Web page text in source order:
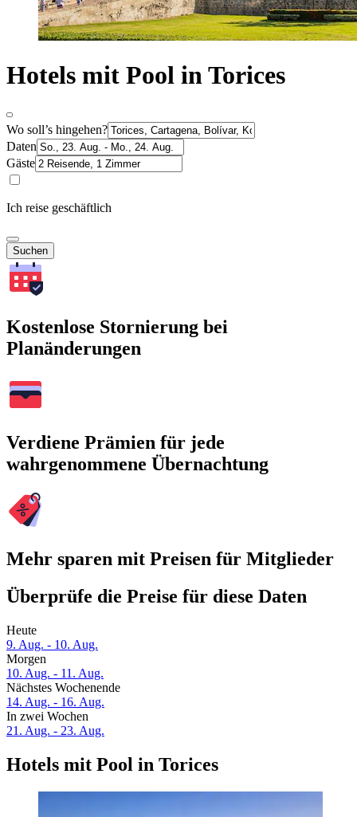
Hotels mit Pool in Torices
Wo soll’s hingehen?
Daten
Gäste
Ich reise geschäftlich
Suchen
Kostenlose Stornierung bei
Planänderungen
Verdiene Prämien für jede
wahrgenommene Übernachtung
Mehr sparen mit Preisen für Mitglieder
Überprüfe die Preise für diese Daten
Heute
9. Aug. - 10. Aug.
Morgen
10. Aug. - 11. Aug.
Nächstes Wochenende
14. Aug. - 16. Aug.
In zwei Wochen
21. Aug. - 23. Aug.
Hotels mit Pool in Torices